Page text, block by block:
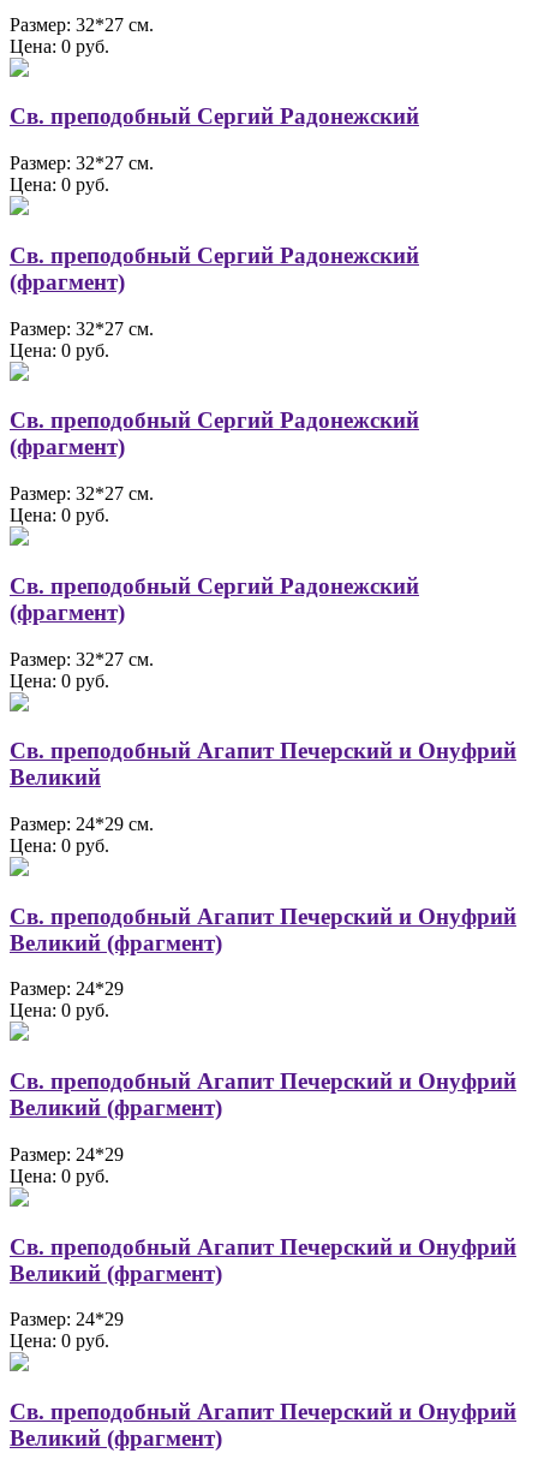
Размер: 32*27 см.
Цена: 0 руб.
Св. преподобный Сергий Радонежский
Размер: 32*27 см.
Цена: 0 руб.
Св. преподобный Сергий Радонежский
(фрагмент)
Размер: 32*27 см.
Цена: 0 руб.
Св. преподобный Сергий Радонежский
(фрагмент)
Размер: 32*27 см.
Цена: 0 руб.
Св. преподобный Сергий Радонежский
(фрагмент)
Размер: 32*27 см.
Цена: 0 руб.
Св. преподобный Агапит Печерский и Онуфрий
Великий
Размер: 24*29 см.
Цена: 0 руб.
Св. преподобный Агапит Печерский и Онуфрий
Великий (фрагмент)
Размер: 24*29
Цена: 0 руб.
Св. преподобный Агапит Печерский и Онуфрий
Великий (фрагмент)
Размер: 24*29
Цена: 0 руб.
Св. преподобный Агапит Печерский и Онуфрий
Великий (фрагмент)
Размер: 24*29
Цена: 0 руб.
Св. преподобный Агапит Печерский и Онуфрий
Великий (фрагмент)